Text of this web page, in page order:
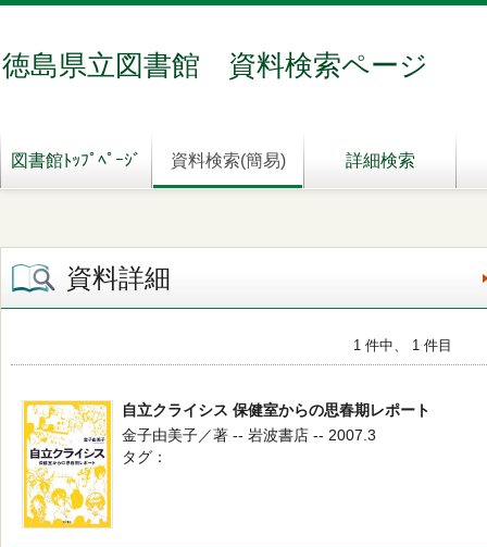
徳島県立図書館 資料検索ページ
図書館ﾄｯﾌﾟﾍﾟｰｼﾞ 資料検索(簡易) 詳細検索
資料詳細
1 件中、 1 件目
自立クライシス 保健室からの思春期レポート
金子由美子／著 -- 岩波書店 -- 2007.3
タグ